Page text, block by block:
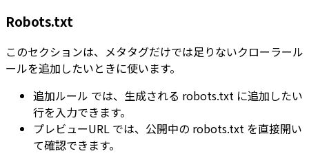
Robots.txt
このセクションは、メタタグだけでは足りないクローラール
ールを追加したいときに使います。
追加ルール では、生成される robots.txt に追加したい
行を入力できます。
プレビューURL では、公開中の robots.txt を直接開い
て確認できます。